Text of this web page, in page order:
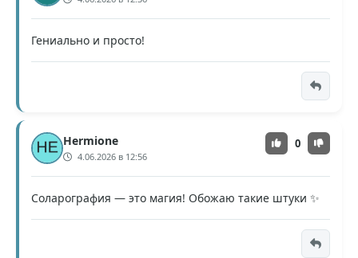
Гениально и просто!
Hermione
4.06.2026 в 12:56
0
Соларография — это магия! Обожаю такие штуки ✨